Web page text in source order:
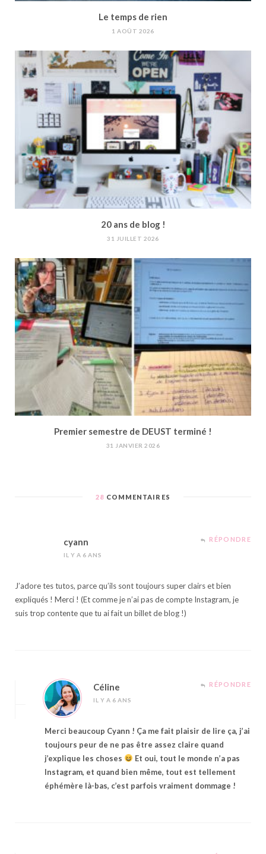
Le temps de rien
1 AOÛT 2026
20 ans de blog !
31 JUILLET 2026
Premier semestre de DEUST terminé !
31 JANVIER 2026
28 COMMENTAIRES
cyann
IL Y A 6 ANS
RÉPONDRE
J’adore tes tutos, parce qu’ils sont toujours super clairs et bien
expliqués ! Merci ! (Et comme je n’ai pas de compte Instagram, je
suis trop contente que tu ai fait un billet de blog !)
Céline
IL Y A 6 ANS
RÉPONDRE
Merci beaucoup Cyann ! Ça me fait plaisir de lire ça, j’ai
toujours peur de ne pas être assez claire quand
j’explique les choses
Et oui, tout le monde n’a pas
Instagram, et quand bien même, tout est tellement
éphémère là-bas, c’est parfois vraiment dommage !